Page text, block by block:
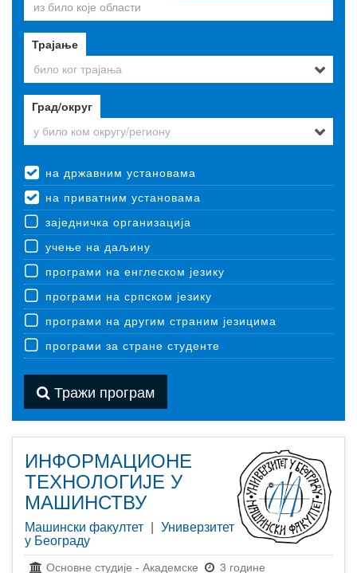
Трајање
било ког трајања
Град/округ
у било ком округу/региону
на државним установама
на приватним установама
заједничка организација
учење на даљину
програми на енглеском језику
програми на српском језику
програми на другим страним језицима
програми за стране студенте
Тражи програм
ИНФОРМАЦИОНЕ
ТЕХНОЛОГИЈЕ У
МАШИНСТВУ
Машински факултет | Универзитет
у Београду
Основне студије - Академске
3 године